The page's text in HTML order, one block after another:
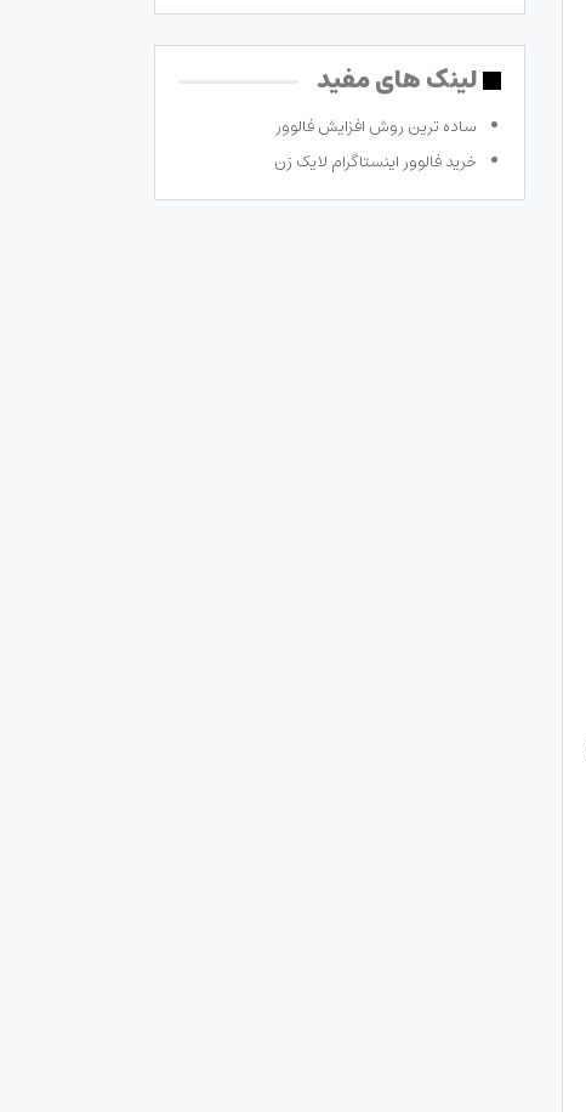
لینک های مفید
ساده ترین روش افزایش فالوور
خرید فالوور اینستاگرام لایک زن